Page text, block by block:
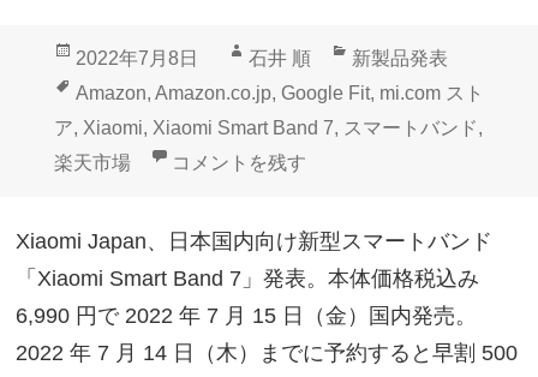
投
稿
日:
2022年7月8日
作
成
者
石井 順
カ
テ
ゴ
新製品発表
タ
グ
Amazon, Amazon.co.jp, Google Fit, mi.com スト
ア, Xiaomi, Xiaomi Smart Band 7, スマートバンド,
楽天市場
早割！国内版「Xiaomi Smart Band 7」7
コメントを残す
Xiaomi Japan、日本国内向け新型スマートバンド
「Xiaomi Smart Band 7」発表。本体価格税込み
6,990 円で 2022 年 7 月 15 日（金）国内発売。
2022 年 7 月 14 日（木）までに予約すると早割 500